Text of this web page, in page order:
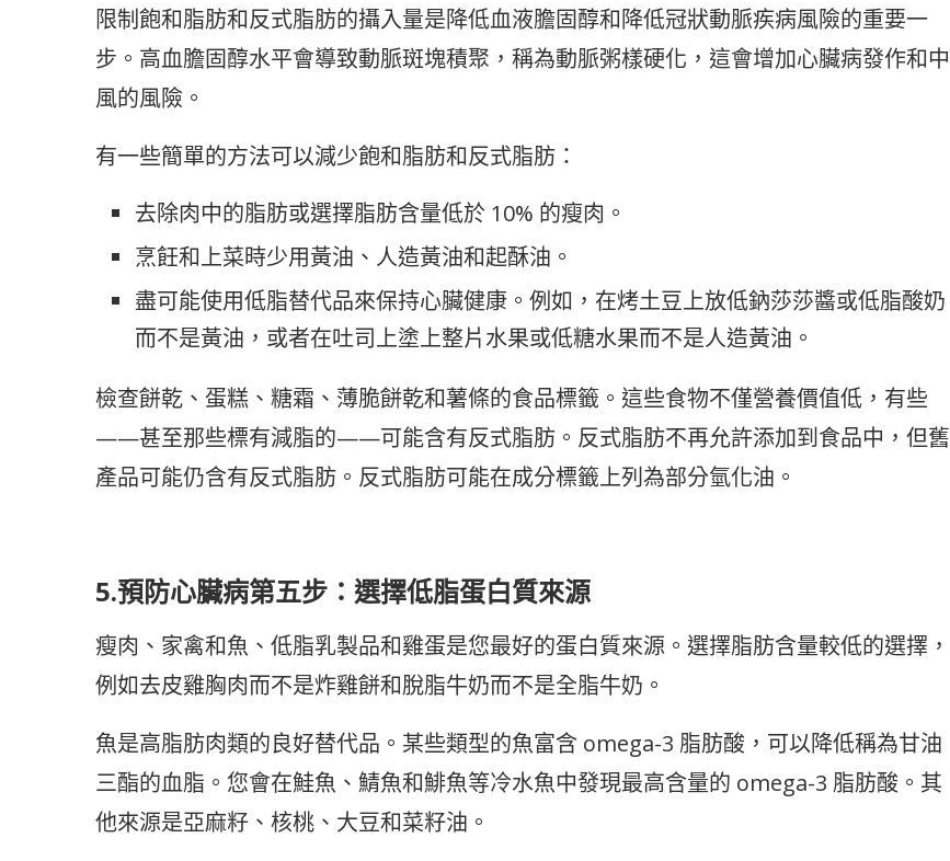
限制飽和脂肪和反式脂肪的攝入量是降低血液膽固醇和降低冠狀動脈疾病風險的重要一
步。高血膽固醇水平會導致動脈斑塊積聚，稱為動脈粥樣硬化，這會增加心臟病發作和中
風的風險。
有一些簡單的方法可以減少飽和脂肪和反式脂肪：
去除肉中的脂肪或選擇脂肪含量低於 10% 的瘦肉。
烹飪和上菜時少用黃油、人造黃油和起酥油。
盡可能使用低脂替代品來保持心臟健康。例如，在烤土豆上放低鈉莎莎醬或低脂酸奶
而不是黃油，或者在吐司上塗上整片水果或低糖水果而不是人造黃油。
檢查餅乾、蛋糕、糖霜、薄脆餅乾和薯條的食品標籤。這些食物不僅營養價值低，有些
——甚至那些標有減脂的——可能含有反式脂肪。反式脂肪不再允許添加到食品中，但舊
產品可能仍含有反式脂肪。反式脂肪可能在成分標籤上列為部分氫化油。
5.預防心臟病第五步：選擇低脂蛋白質來源
瘦肉、家禽和魚、低脂乳製品和雞蛋是您最好的蛋白質來源。選擇脂肪含量較低的選擇，
例如去皮雞胸肉而不是炸雞餅和脫脂牛奶而不是全脂牛奶。
魚是高脂肪肉類的良好替代品。某些類型的魚富含 omega-3 脂肪酸，可以降低稱為甘油
三酯的血脂。您會在鮭魚、鯖魚和鯡魚等冷水魚中發現最高含量的 omega-3 脂肪酸。其
他來源是亞麻籽、核桃、大豆和菜籽油。